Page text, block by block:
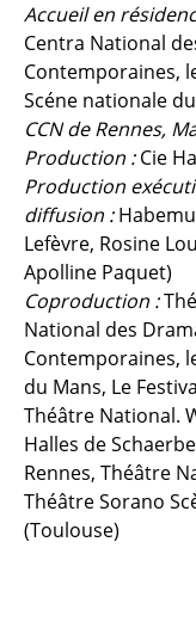
Accueil en
Centra National
Contemporaines,
Scéne nationale
CCN de Rennes,
Production :Cie
Production
diffusion :
Lefèvre, Rosine
Apolline Paquet)
Coproduction :
National des
Contemporaines,
du Mans, Le
Théâtre National.
Halles de
Rennes, Théâtre
Théâtre Sorano
(Toulouse)